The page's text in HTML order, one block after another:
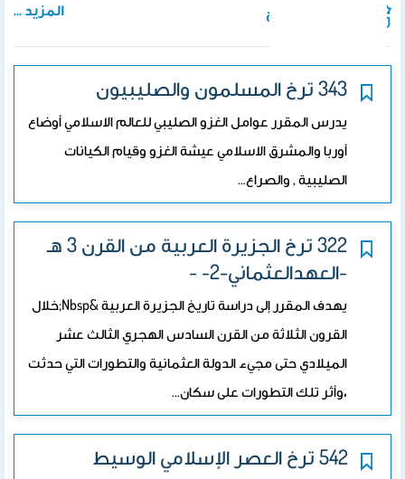
المواد الدراسية المزيد ...
343 ترخ المسلمون والصليبيون
يدرس المقرر عوامل الغزو الصليبي للعالم الاسلامي أوضاع
أوربا والمشرق الاسلامي عيشة الغزو وقيام الكيانات
الصليبية , والصراع…
322 ترخ الجزيرة العربية من القرن 3 هـ
-العهدالعثماني-2- -
يهدف المقرر إلى دراسة تاريخ الجزيرة العربية &nbsp;خلال
القرون الثلاثة من القرن السادس الهجري الثالث عشر
الميلادي حتى مجيء الدولة العثمانية والتطورات التي حدثت
،وأثر تلك التطورات على سكان…
542 ترخ العصر الإسلامي الوسيط